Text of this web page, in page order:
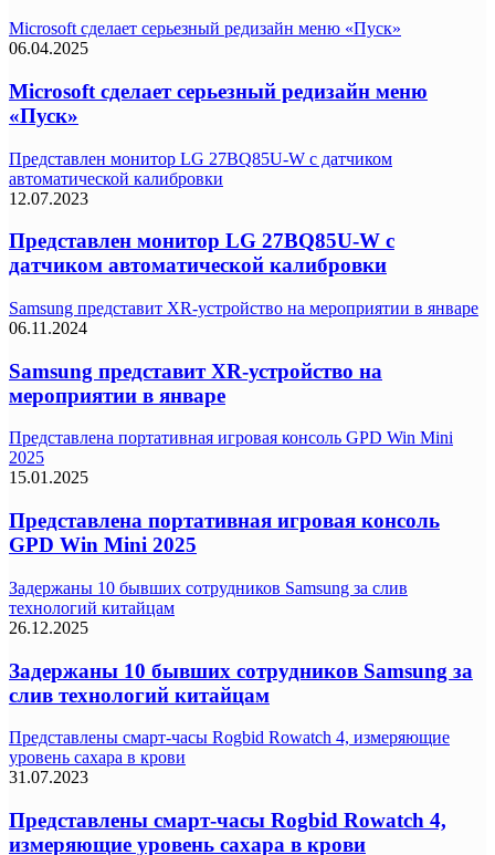
Microsoft сделает серьезный редизайн меню «Пуск»
06.04.2025
Microsoft сделает серьезный редизайн меню
«Пуск»
Представлен монитор LG 27BQ85U-W с датчиком
автоматической калибровки
12.07.2023
Представлен монитор LG 27BQ85U-W с
датчиком автоматической калибровки
Samsung представит XR-устройство на мероприятии в январе
06.11.2024
Samsung представит XR-устройство на
мероприятии в январе
Представлена портативная игровая консоль GPD Win Mini
2025
15.01.2025
Представлена портативная игровая консоль
GPD Win Mini 2025
Задержаны 10 бывших сотрудников Samsung за слив
технологий китайцам
26.12.2025
Задержаны 10 бывших сотрудников Samsung за
слив технологий китайцам
Представлены смарт-часы Rogbid Rowatch 4, измеряющие
уровень сахара в крови
31.07.2023
Представлены смарт-часы Rogbid Rowatch 4,
измеряющие уровень сахара в крови